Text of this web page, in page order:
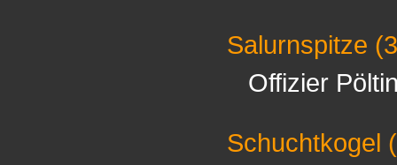
Salurnspitze
Offizier
Schuchtkogel